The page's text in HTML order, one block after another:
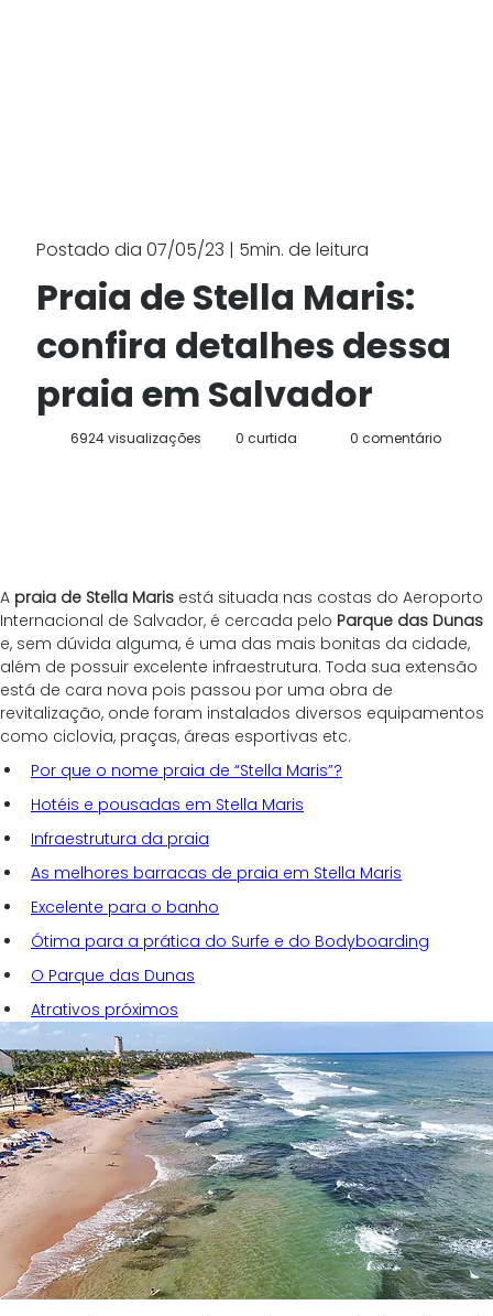
Postado dia 07/05/23 | 5min. de leitura
Praia de Stella Maris:
confira detalhes dessa
praia em Salvador
0 comentário
0 curtida
6924 visualizações
A praia de Stella Maris está situada nas costas do Aeroporto
Internacional de Salvador, é cercada pelo Parque das Dunas
e, sem dúvida alguma, é uma das mais bonitas da cidade,
além de possuir excelente infraestrutura. Toda sua extensão
está de cara nova pois passou por uma obra de
revitalização, onde foram instalados diversos equipamentos
como ciclovia, praças, áreas esportivas etc.
Por que o nome praia de “Stella Maris”?
Hotéis e pousadas em Stella Maris
Infraestrutura da praia
As melhores barracas de praia em Stella Maris
Excelente para o banho
Ótima para a prática do Surfe e do Bodyboarding
O Parque das Dunas
Atrativos próximos